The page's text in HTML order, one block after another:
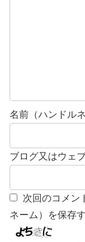
名前（ハンドルネ
ブログ又はウェ
次回のコメン
ネーム）を保存す